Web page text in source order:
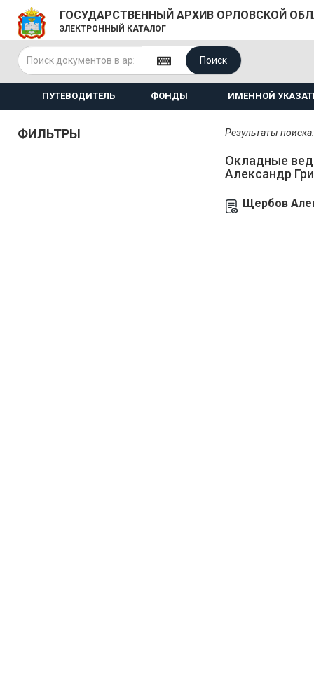
ГОСУДАРСТВЕННЫЙ АРХИВ ОРЛОВСКОЙ
ЭЛЕКТРОННЫЙ КАТАЛОГ
Поиск
ПУТЕВОДИТЕЛЬ ФОНДЫ ИМЕННОЙ
ФИЛЬТРЫ Результаты
Окладные
Александр
Щербов